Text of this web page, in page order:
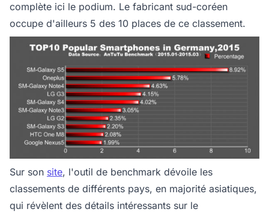
complète ici le podium. Le fabricant sud-coréen
occupe d'ailleurs 5 des 10 places de ce classement.
Sur son site, l'outil de benchmark dévoile les
classements de différents pays, en majorité asiatiques,
qui révèlent des détails intéressants sur le